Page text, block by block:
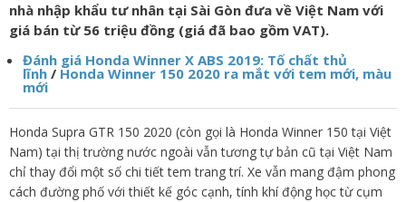
nhà nhập khẩu tư nhân tại Sài Gòn đưa về Việt Nam với
giá bán từ 56 triệu đồng (giá đã bao gồm VAT).
Đánh giá Honda Winner X ABS 2019: Tố chất thủ
lĩnh / Honda Winner 150 2020 ra mắt với tem mới, màu
mới
Honda Supra GTR 150 2020 (còn gọi là Honda Winner 150 tại Việt
Nam) tại thị trường nước ngoài vẫn tương tự bản cũ tại Việt Nam
chỉ thay đổi một số chi tiết tem trang trí. Xe vẫn mang đậm phong
cách đường phố với thiết kế góc cạnh, tính khí động học từ cụm